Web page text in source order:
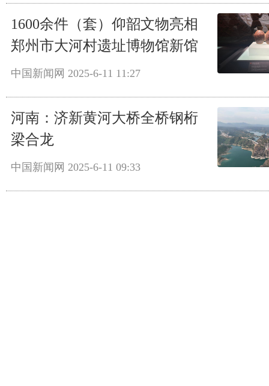
1600余件（套）仰韶文物亮相
郑州市大河村遗址博物馆新馆
中国新闻网 2025-6-11 11:27
河南：济新黄河大桥全桥钢桁
梁合龙
中国新闻网 2025-6-11 09:33